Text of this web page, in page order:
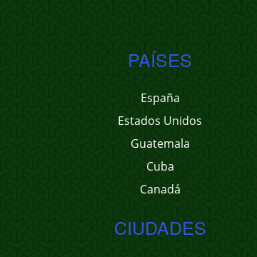
PAÍSES
España
Estados Unidos
Guatemala
Cuba
Canadá
CIUDADES